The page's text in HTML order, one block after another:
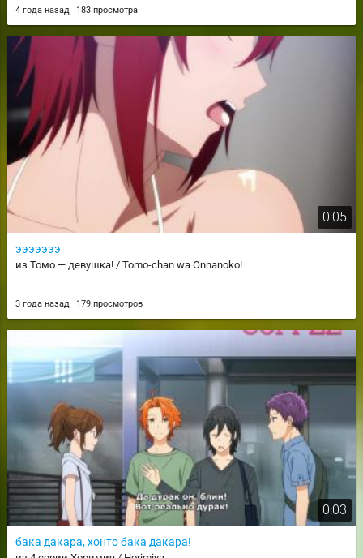
4 года назад 183 просмотра
0:05
эээээээ
из Томо — девушка! / Tomo-chan wa Onnanoko!
3 года назад 179 просмотров
0:03
бака дакара, хонто бака дакара!